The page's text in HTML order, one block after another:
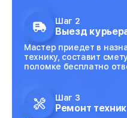
Шаг 2
Выезд
Мастер приедет в
технику, составит
поломке бесплатно
Шаг 3
Ремонт